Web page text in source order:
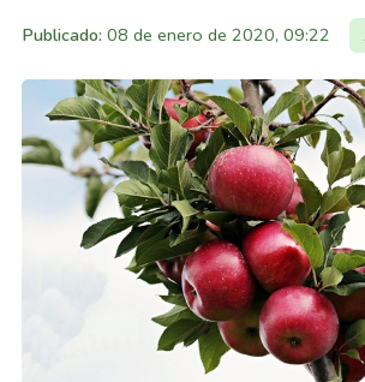
Publicado: 08 de enero de 2020, 09:22